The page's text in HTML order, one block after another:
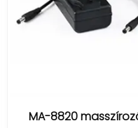
MA-8820